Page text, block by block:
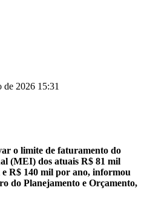
2026 15:31
o limite de faturamento do
(MEI) dos atuais R$ 81 mil
R$ 140 mil por ano, informou
do Planejamento e Orçamento,